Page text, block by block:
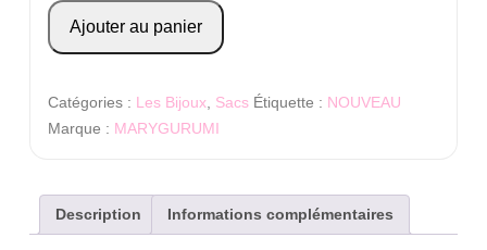
quantité
de
Blanc
Ajouter au panier
Catégories : Les Bijoux Sacs Étiquette : NOUVEAU
Marque : MARYGURUMI
Description Informations complémentaires